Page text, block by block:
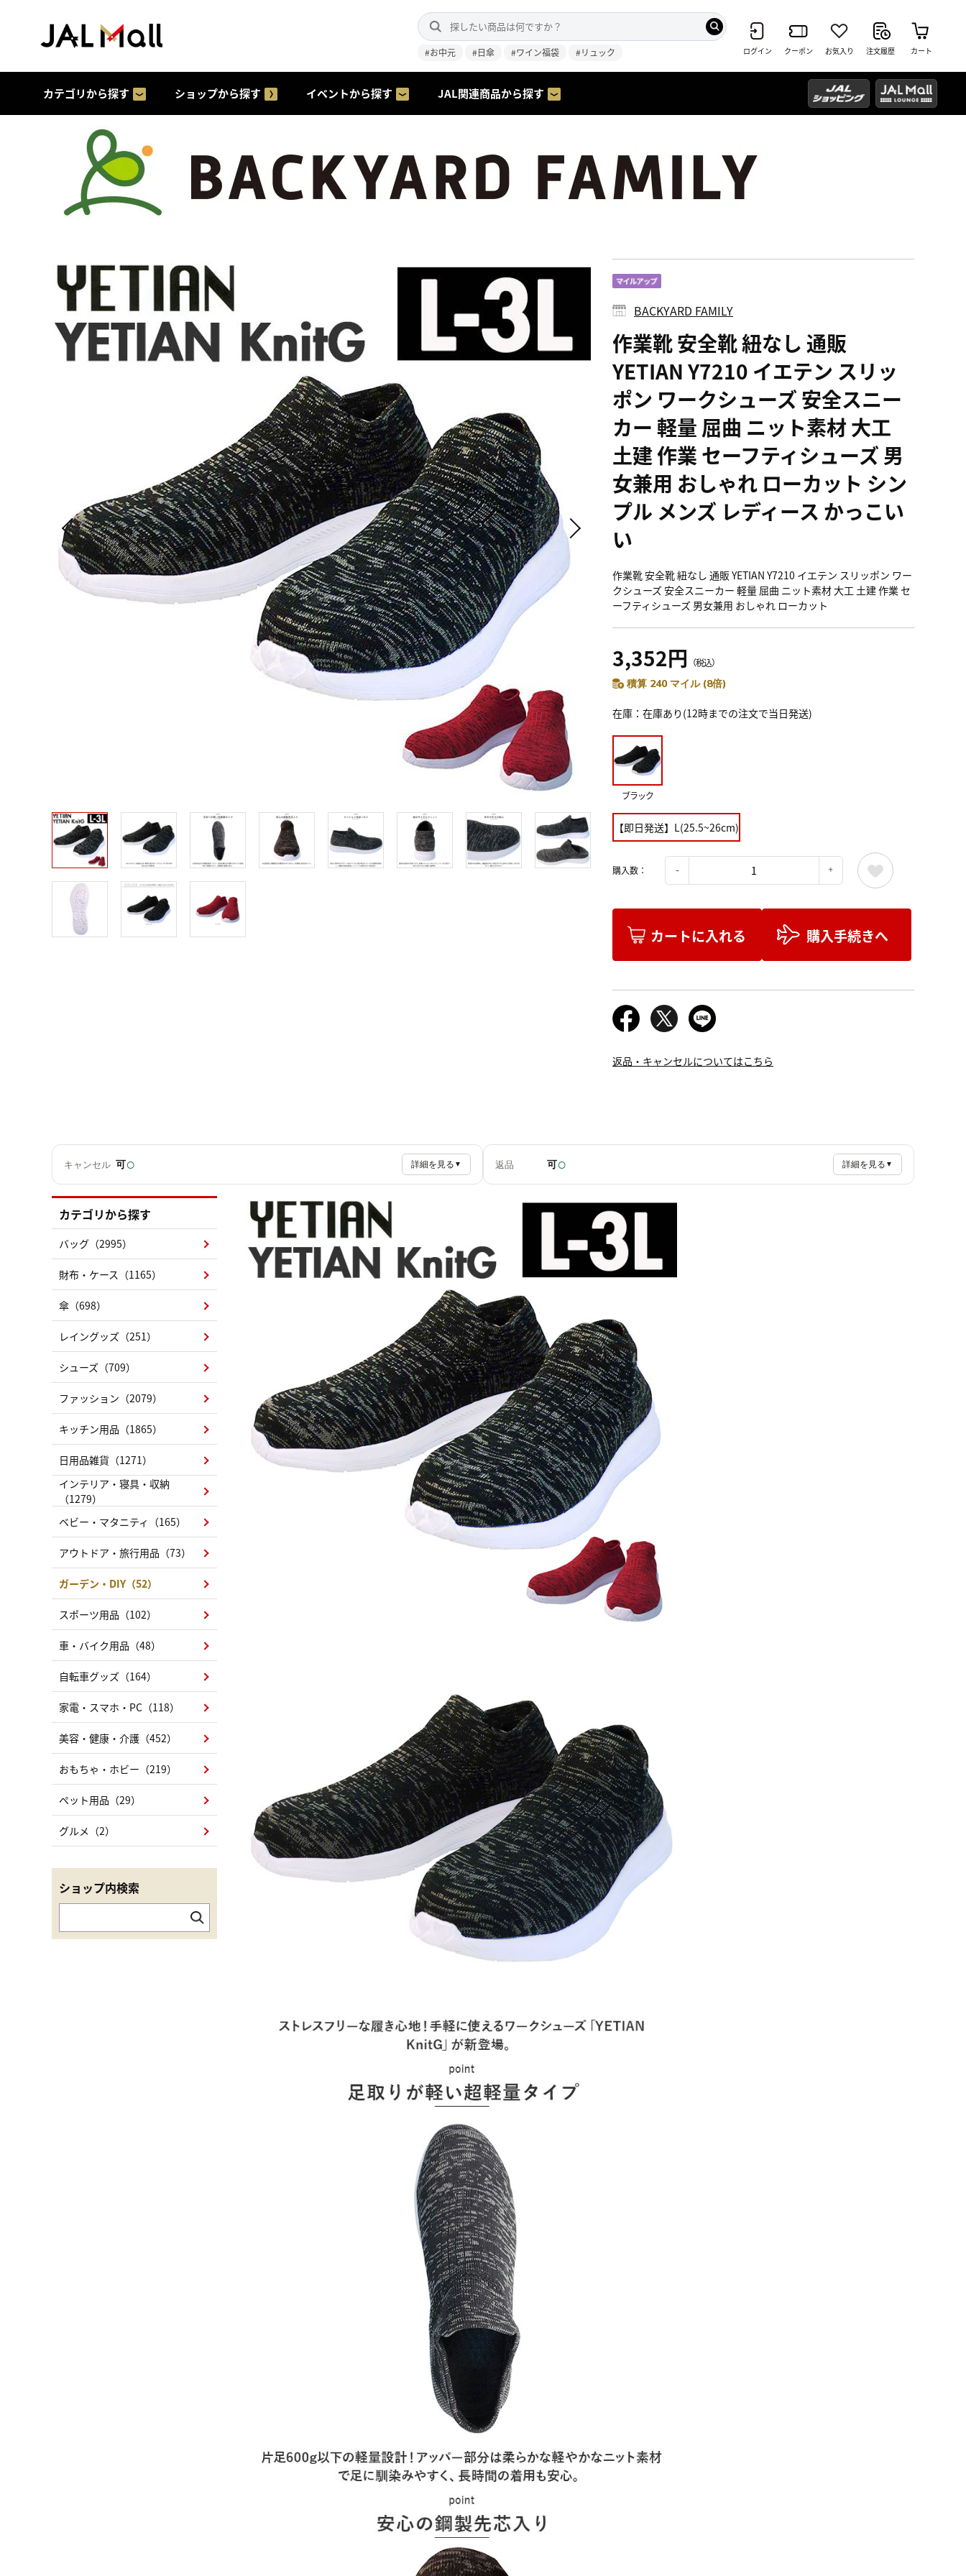
#お中元 #日傘 #ワイン福袋 #リュック ログイン クーポン お気入り 注文履歴 カート
カテゴリから探す ショップから探す イベントから探す JAL関連商品から探す
BACKYARD FAMILY
作業靴 安全靴 紐なし 通販
YETIAN Y7210 イエテン スリッ
ポン ワークシューズ 安全スニー
カー 軽量 屈曲 ニット素材 大工
土建 作業 セーフティシューズ 男
女兼用 おしゃれ ローカット シン
プル メンズ レディース かっこい
い
作業靴 安全靴 紐なし 通販 YETIAN Y7210 イエテン スリッポン ワー
クシューズ 安全スニーカー 軽量 屈曲 ニット素材 大工 土建 作業 セ
ーフティシューズ 男女兼用 おしゃれ ローカット
3,352円 （税込）
積算 240 マイル (8倍)
在庫 在庫あり(12時までの注文で当日発送)
ブラック
【即日発送】L(25.5~26cm)
購入数：
カートに入れる 購入手続きへ
返品・キャンセルについてはこちら
キャンセル 可○ 詳細を見る ▼ 返品 可○ 詳細を見る ▼
カテゴリから探す
バッグ（2995）
財布・ケース（1165）
傘（698）
レイングッズ（251）
シューズ（709）
ファッション（2079）
キッチン用品（1865）
日用品雑貨（1271）
インテリア・寝具・収納
（1279）
ベビー・マタニティ（165）
アウトドア・旅行用品（73）
ガーデン・DIY（52）
スポーツ用品（102）
車・バイク用品（48）
自転車グッズ（164）
家電・スマホ・PC（118）
美容・健康・介護（452）
おもちゃ・ホビー（219）
ペット用品（29）
グルメ（2）
ショップ内検索